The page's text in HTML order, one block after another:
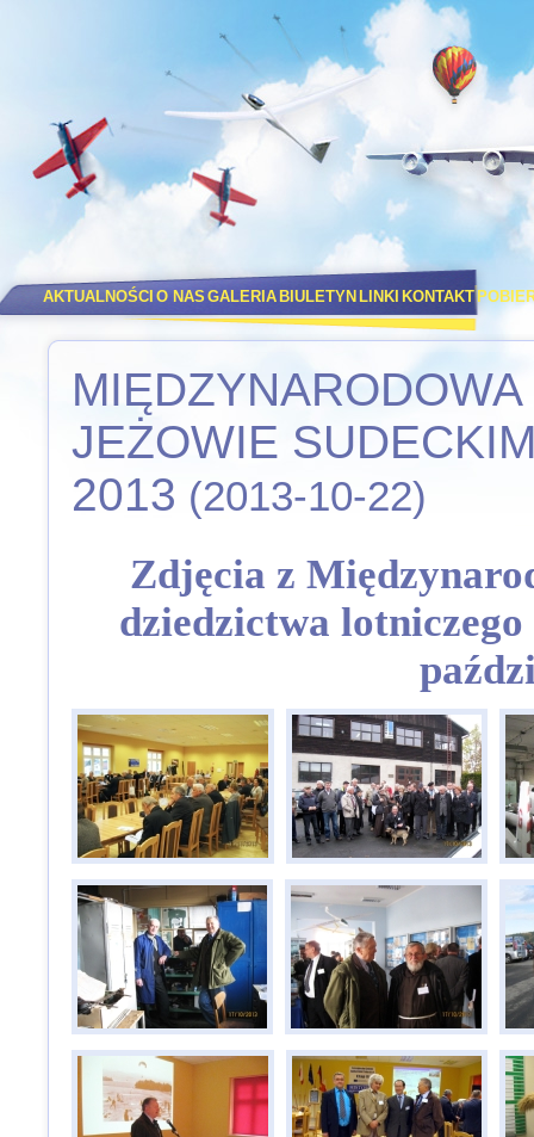
AKTUALNOŚCI O NAS GALERIA BIULETYN LINKI KONTAKT
JEŻOWIE
2013 (2013-10-22)
Zdjęcia z
dziedzictwa